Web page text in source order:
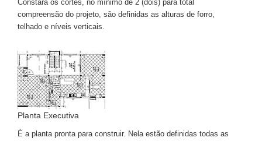
Constará os cortes, no mínimo de 2 (dois) para total
compreensão do projeto, são definidas as alturas de forro,
telhado e níveis verticais.
Planta Executiva
É a planta pronta para construir. Nela estão definidas todas as